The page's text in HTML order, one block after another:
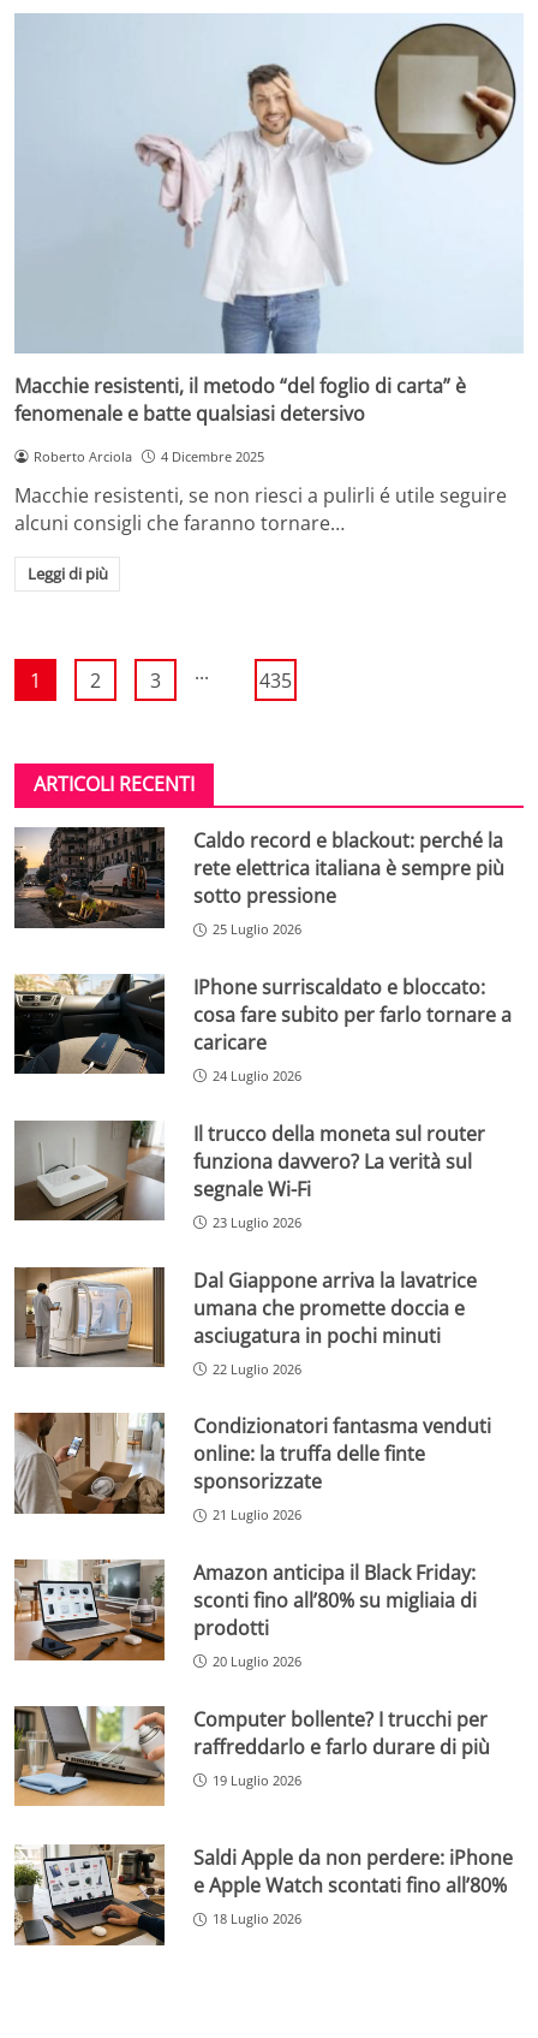
Macchie resistenti, il metodo “del foglio di carta” è
fenomenale e batte qualsiasi detersivo
Roberto Arciola 4 Dicembre 2025
Macchie resistenti, se non riesci a pulirli é utile seguire
alcuni consigli che faranno tornare…
Leggi di più
1 2 3 ... 435
ARTICOLI RECENTI
Caldo record e blackout: perché la
rete elettrica italiana è sempre più
sotto pressione
25 Luglio 2026
IPhone surriscaldato e bloccato:
cosa fare subito per farlo tornare a
caricare
24 Luglio 2026
Il trucco della moneta sul router
funziona davvero? La verità sul
segnale Wi-Fi
23 Luglio 2026
Dal Giappone arriva la lavatrice
umana che promette doccia e
asciugatura in pochi minuti
22 Luglio 2026
Condizionatori fantasma venduti
online: la truffa delle finte
sponsorizzate
21 Luglio 2026
Amazon anticipa il Black Friday:
sconti fino all’80% su migliaia di
prodotti
20 Luglio 2026
Computer bollente? I trucchi per
raffreddarlo e farlo durare di più
19 Luglio 2026
Saldi Apple da non perdere: iPhone
e Apple Watch scontati fino all’80%
18 Luglio 2026